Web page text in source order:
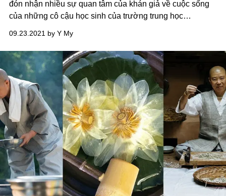
đón nhận nhiều sự quan tâm của khán giả về cuộc sống
của những cô cậu học sinh của trường trung học
09.23.2021 by Y My